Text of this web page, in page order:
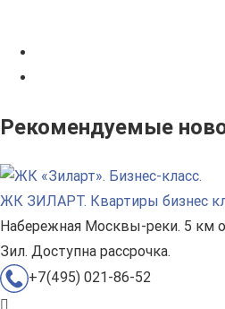
Рекомендуемые
ЖК ЗИЛАРТ. Квартиры бизнес
Набережная Москвы-реки. 5 км
Зил. Доступна рассрочка.
+7(495) 021-86-52